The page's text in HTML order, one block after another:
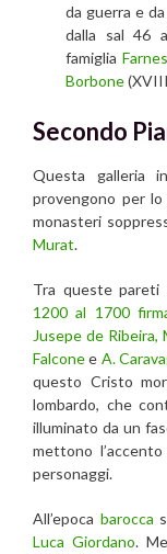
da guerra e
dalla sal 46
famiglia
Borbone
Secondo
Questa galleria
provengono per lo
monasteri
Murat.
Tra queste pareti
1200 al 1700
Jusepe de Ribeira,
Falconee A.
questo Cristo
lombardo, che
illuminato da un
mettono
personaggi.
All’epoca barocca
Luca Giordano.